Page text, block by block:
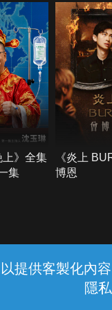
提供客製化內
隱
上》全集
集
《炎上
博恩